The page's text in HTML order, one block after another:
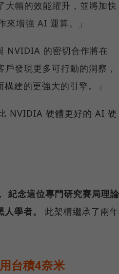
幅的效能躍升，並將加快
增強 AI 運算。」
NVIDIA 的密切合作將在
發現更多可行動的洞察，
建的更強大的引擎。」
NVIDIA 硬體更好的 AI 硬
紀念這位專門研究賽局理論
學者。
此架構繼承了兩年
台積4奈米